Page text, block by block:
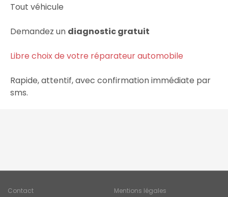
Tout véhicule
Demandez un diagnostic gratuit
Libre choix de votre réparateur automobile
Rapide, attentif, avec confirmation immédiate par
sms.
Contact Mentions légales